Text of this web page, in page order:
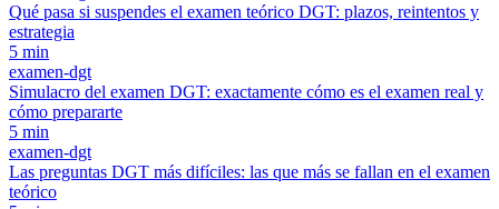
Qué pasa si suspendes el examen teórico DGT: plazos, reintentos y
estrategia
5 min
examen-dgt
Simulacro del examen DGT: exactamente cómo es el examen real y
cómo prepararte
5 min
examen-dgt
Las preguntas DGT más difíciles: las que más se fallan en el examen
teórico